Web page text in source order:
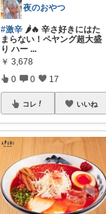
夜のおやつ
#激辛 🌶️🔥 辛さ好きにはた
まらない！ペヤング超大盛
り ハー ...
￥ 3,678
0 0 17
コレ いいね